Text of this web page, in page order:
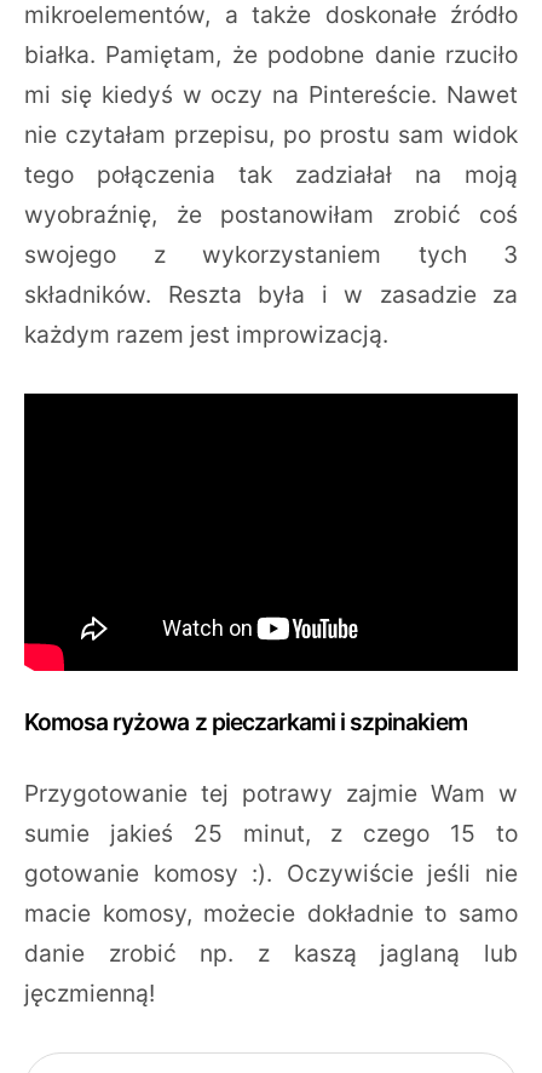
mikroelementów, a także doskonałe źródło
białka. Pamiętam, że podobne danie rzuciło
mi się kiedyś w oczy na Pintereście. Nawet
nie czytałam przepisu, po prostu sam widok
tego połączenia tak zadziałał na moją
wyobraźnię, że postanowiłam zrobić coś
swojego z wykorzystaniem tych 3
składników. Reszta była i w zasadzie za
każdym razem jest improwizacją.
Komosa ryżowa z pieczarkami i szpinakiem
Przygotowanie tej potrawy zajmie Wam w
sumie jakieś 25 minut, z czego 15 to
gotowanie komosy :). Oczywiście jeśli nie
macie komosy, możecie dokładnie to samo
danie zrobić np. z kaszą jaglaną lub
jęczmienną!